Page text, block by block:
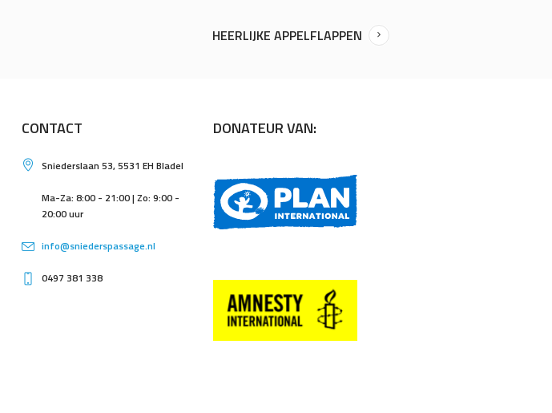
HEERLIJKE APPELFLAPPEN
CONTACT
Sniederslaan 53, 5531 EH Bladel
Ma-Za: 8:00 - 21:00 | Zo: 9:00 -
20:00 uur
info@sniederspassage.nl
0497 381 338
DONATEUR VAN: